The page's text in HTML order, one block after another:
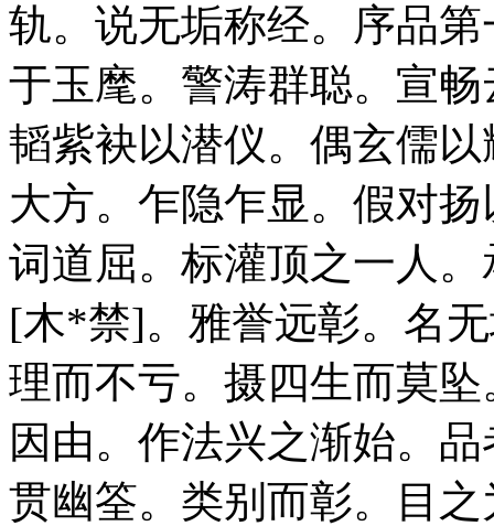
轨。说无垢称经。序品
于玉麾。警涛群聪。宣
韬紫袂以潜仪。偶玄儒
大方。乍隐乍显。假对
词道屈。标灌顶之一人
[木*禁]。雅誉远彰。名
理而不亏。摄四生而莫
因由。作法兴之渐始。
贯幽筌。类别而彰。目